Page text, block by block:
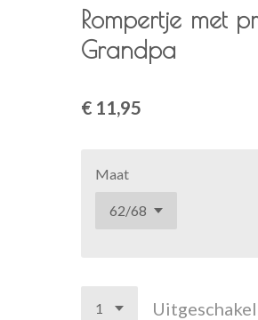
Rompertje met
Grandpa
€ 11,95
Maat